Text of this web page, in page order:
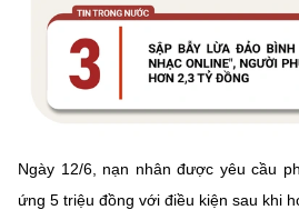
Ngày 12/6, nạn nhân được yêu cầu
ứng 5 triệu đồng với điều kiện sau khi